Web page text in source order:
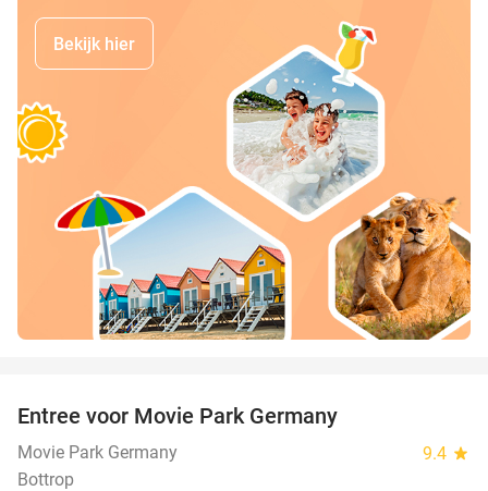
Bekijk hier
Entree voor Movie Park Germany
Movie Park Germany 9.4 star
Bottrop